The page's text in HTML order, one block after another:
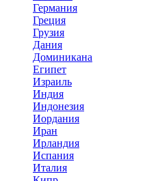
Германия
Греция
Грузия
Дания
Доминикана
Египет
Израиль
Индия
Индонезия
Иордания
Иран
Ирландия
Испания
Италия